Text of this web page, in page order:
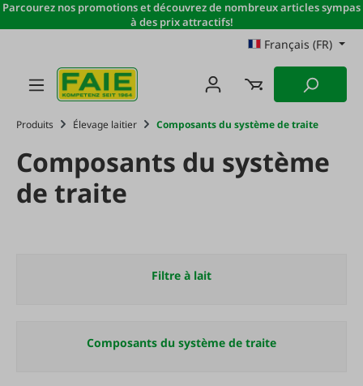
Passer au contenu principal
Parcourez nos promotions et découvrez de nombreux articles sympas
à des prix attractifs!
Français (FR)
Produits Élevage laitier Composants du système de traite
Composants du système
de traite
Filtre à lait
Composants du système de traite